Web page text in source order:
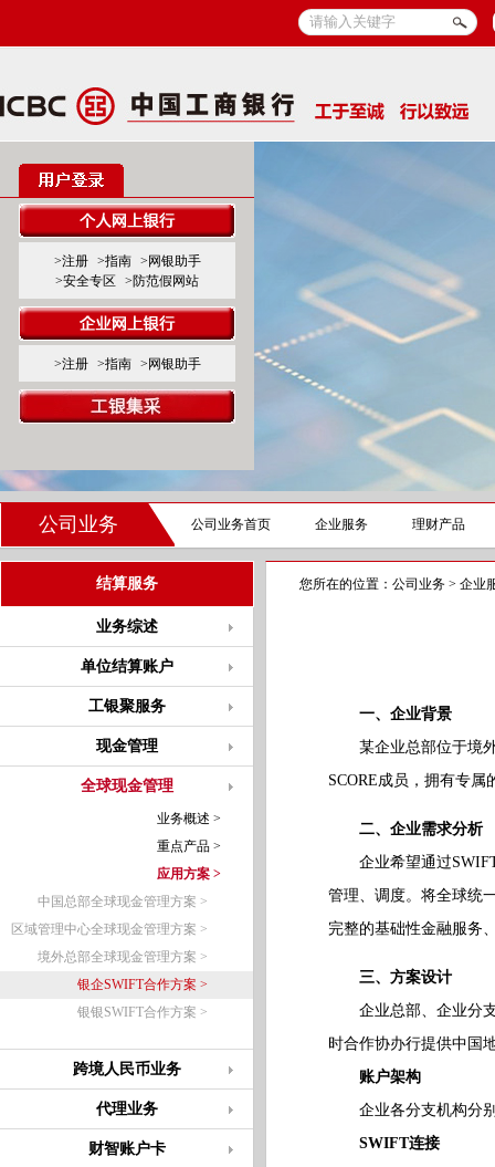
>注册 >指南
>网银助手
>安全专区
>防范假网站
>注册 >指南 >网银助手
公司业务 公司业务首页 企业服务 理财产品
结算服务
业务综述
单位结算账户
工银聚服务
现金管理
全球现金管理
业务概述 >
重点产品 >
应用方案 >
中国总部全球现金管理方案 >
区域管理中心全球现金管理方案 >
境外总部全球现金管理方案 >
银企SWIFT合作方案 >
银银SWIFT合作方案 >
跨境人民币业务
代理业务
财智账户卡
您所在的位置： 公司业务 > 企业
一、企业背景
某企业总部位于境外
SCORE成员，拥有专属
二、企业需求分析
企业希望通过SWIFT
管理、调度。将全球统
完整的基础性金融服务
三、方案设计
企业总部、企业分支
时合作协办行提供中国
账户架构
企业各分支机构分别
SWIFT连接